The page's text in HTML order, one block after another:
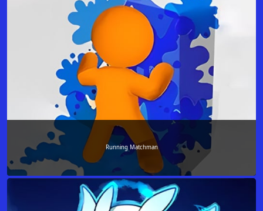
Running Matchman